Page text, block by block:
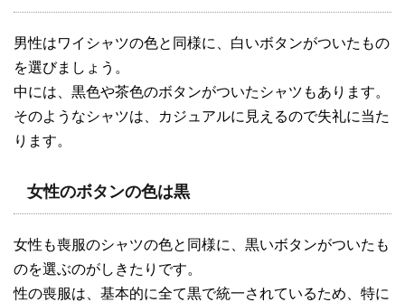
男性はワイシャツの色と同様に、白いボタンがついたもの
を選びましょう。
中には、黒色や茶色のボタンがついたシャツもあります。
そのようなシャツは、カジュアルに見えるので失礼に当た
ります。
女性のボタンの色は黒
女性も喪服のシャツの色と同様に、黒いボタンがついたも
のを選ぶのがしきたりです。
性の喪服は、基本的に全て黒で統一されているため、特に